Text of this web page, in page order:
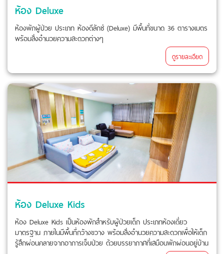
ห้อง Deluxe
ห้องพักผู้ป่วย ประเภท ห้องดีลักซ์ (Deluxe) มีพื้นที่ขนาด 36 ตารางเมตร
พร้อมสิ่งอำนวยความสะดวกต่างๆ
ดูรายละเอียด
ห้อง Deluxe Kids
ห้อง Deluxe Kids เป็นห้องพักสำหรับผู้ป่วยเด็ก ประเภทห้องเดี่ยว
มาตรฐาน ภายในมีพื้นที่กว้างขวาง พร้อมสิ่งอำนวยความสะดวกเพื่อให้เด็ก
รู้สึกผ่อนคลายจากอาการเจ็บป่วย ด้วยบรรยากาศที่เสมือนพักผ่อนอยู่บ้าน